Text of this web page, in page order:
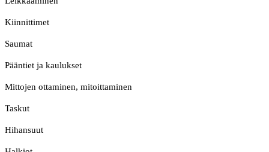
Kiinnittimet
Saumat
Pääntiet ja kaulukset
Mittojen ottaminen, mitoittaminen
Taskut
Hihansuut